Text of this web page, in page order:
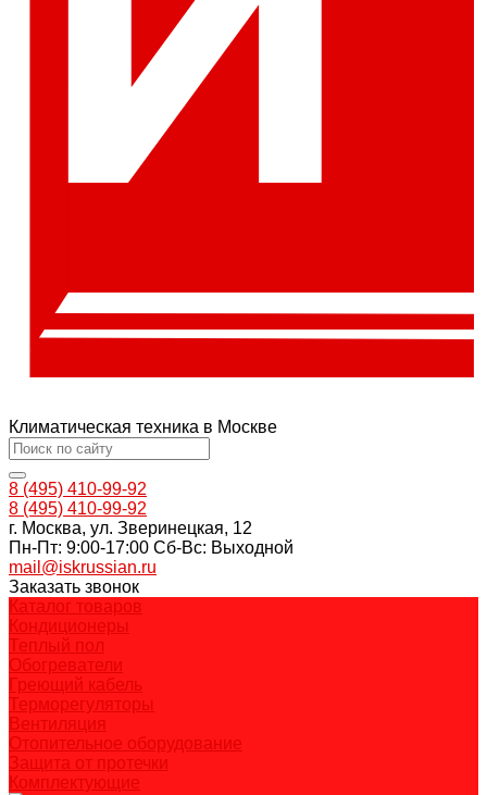
Климатическая техника в Москве
8 (495) 410-99-92
8 (495) 410-99-92
г. Москва, ул. Зверинецкая, 12
Пн-Пт: 9:00-17:00 Cб-Вс: Выходной
mail@iskrussian.ru
Заказать звонок
Каталог товаров
Кондиционеры
Теплый пол
Обогреватели
Греющий кабель
Терморегуляторы
Вентиляция
Отопительное оборудование
Защита от протечки
Комплектующие